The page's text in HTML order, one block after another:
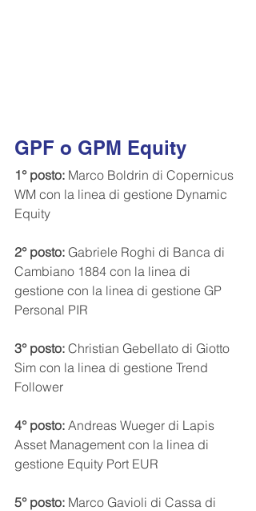
GPF o GPM Equity
1° posto: Marco Boldrin di Copernicus
WM con la linea di gestione Dynamic
Equity
2° posto: Gabriele Roghi di Banca di
Cambiano 1884 con la linea di
gestione con la linea di gestione GP
Personal PIR
3° posto: Christian Gebellato di Giotto
Sim con la linea di gestione Trend
Follower
4° posto: Andreas Wueger di Lapis
Asset Management con la linea di
gestione Equity Port EUR
5° posto: Marco Gavioli di Cassa di